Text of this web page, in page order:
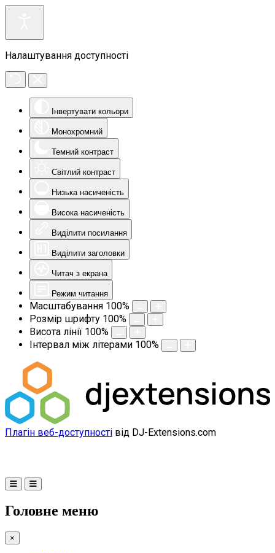
Налаштування доступності
Інвертувати кольори
Монохромний
Темний контраст
Світлий контраст
Низька насиченість
Висока насиченість
Виділити посилання
Виділити заголовки
Читач з екрана
Режим читання
Масштабування 100%
Розмір шрифту 100%
Висота лінії 100%
Інтервал між літерами 100%
Плагін веб-доступності від DJ-Extensions.com
Головне меню
×